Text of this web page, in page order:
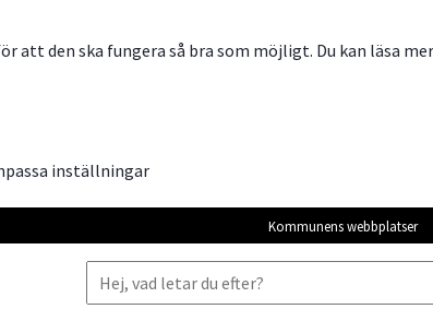
att den ska fungera så bra som möjligt. Du kan läsa
inställningar
Kommunens